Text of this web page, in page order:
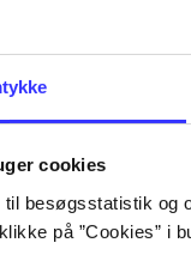
cookies
til besøgsstatistik og
på ”Cookies” i